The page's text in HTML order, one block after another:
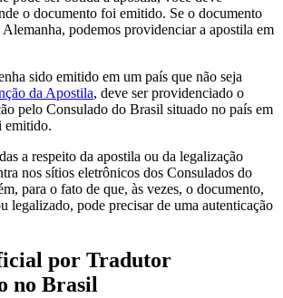
o documento foi emitido. Se o documento
podemos providenciar a apostila em
sido emitido em um país que não seja
da Apostila, deve ser providenciado o
pelo Consulado do Brasil situado no país em
emitido.
a respeito da apostila ou da legalização
nos sítios eletrônicos dos Consulados do
para o fato de que, às vezes, o documento,
legalizado, pode precisar de uma autenticação
por Tradutor
no Brasil